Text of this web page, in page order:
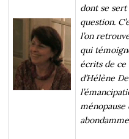
dont se
question.
l’on
qui
écrits de ce
d’Hélène
ménopause